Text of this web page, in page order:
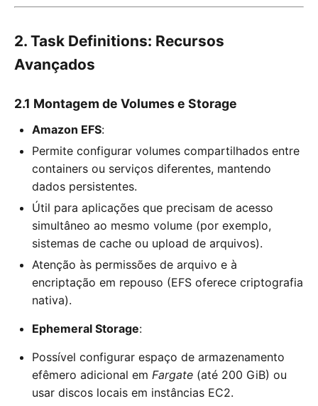
2. Task Definitions: Recursos
Avançados
2.1 Montagem de Volumes e Storage
Amazon EFS:
Permite configurar volumes compartilhados entre
containers ou serviços diferentes, mantendo
dados persistentes.
Útil para aplicações que precisam de acesso
simultâneo ao mesmo volume (por exemplo,
sistemas de cache ou upload de arquivos).
Atenção às permissões de arquivo e à
encriptação em repouso (EFS oferece criptografia
nativa).
Ephemeral Storage:
Possível configurar espaço de armazenamento
efêmero adicional em Fargate (até 200 GiB) ou
usar discos locais em instâncias EC2.